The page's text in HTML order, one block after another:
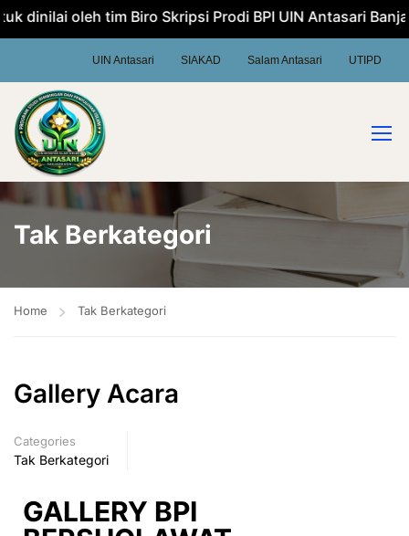
oleh tim Biro Skripsi Prodi BPI UIN Antasari
UIN Antasari SIAKAD Salam Antasari UTIPD
Tak Berkategori
Home Tak Berkategori
Gallery Acara
Categories
Tak Berkategori
GALLERY BPI